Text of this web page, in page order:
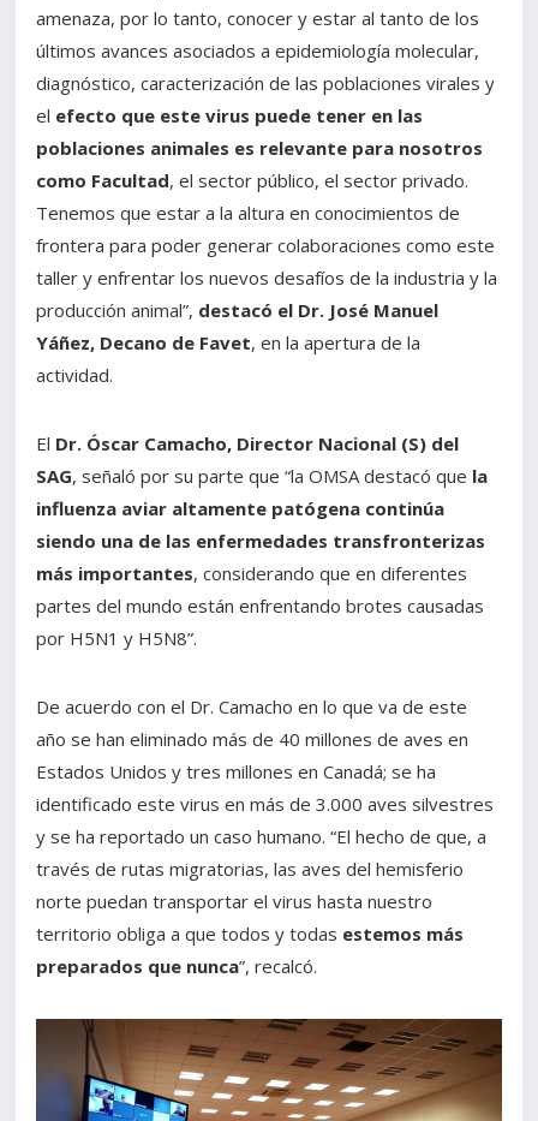
amenaza, por lo tanto, conocer y estar al tanto de los
últimos avances asociados a epidemiología molecular,
diagnóstico, caracterización de las poblaciones virales y
el efecto que este virus puede tener en las
poblaciones animales es relevante para nosotros
como Facultad, el sector público, el sector privado.
Tenemos que estar a la altura en conocimientos de
frontera para poder generar colaboraciones como este
taller y enfrentar los nuevos desafíos de la industria y la
producción animal”, destacó el Dr. José Manuel
Yáñez, Decano de Favet, en la apertura de la
actividad.
El Dr. Óscar Camacho, Director Nacional (S) del
SAG, señaló por su parte que “la OMSA destacó que la
influenza aviar altamente patógena continúa
siendo una de las enfermedades transfronterizas
más importantes, considerando que en diferentes
partes del mundo están enfrentando brotes causadas
por H5N1 y H5N8”.
De acuerdo con el Dr. Camacho en lo que va de este
año se han eliminado más de 40 millones de aves en
Estados Unidos y tres millones en Canadá; se ha
identificado este virus en más de 3.000 aves silvestres
y se ha reportado un caso humano. “El hecho de que, a
través de rutas migratorias, las aves del hemisferio
norte puedan transportar el virus hasta nuestro
territorio obliga a que todos y todas estemos más
preparados que nunca”, recalcó.